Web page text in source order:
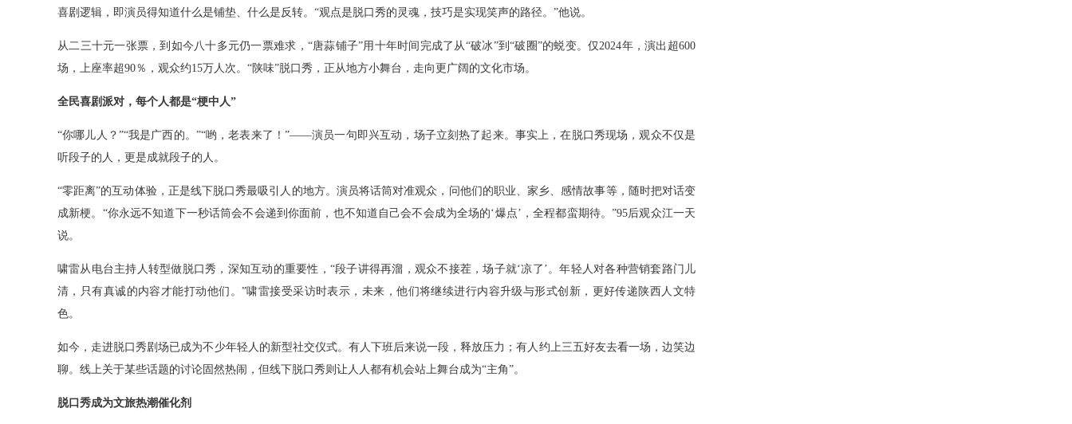
喜剧逻辑，即演员得知道什么是铺垫、什么是反转。“观点是脱口秀的灵魂，技巧是实现笑声的路径。”他说。
从二三十元一张票，到如今八十多元仍一票难求，“唐蒜铺子”用十年时间完成了从“破冰”到“破圈”的蜕变。仅2024年，演出超600
场，上座率超90％，观众约15万人次。“陕味”脱口秀，正从地方小舞台，走向更广阔的文化市场。
全民喜剧派对，每个人都是“梗中人”
“你哪儿人？”“我是广西的。”“哟，老表来了！”——演员一句即兴互动，场子立刻热了起来。事实上，在脱口秀现场，观众不仅是
听段子的人，更是成就段子的人。
“零距离”的互动体验，正是线下脱口秀最吸引人的地方。演员将话筒对准观众，问他们的职业、家乡、感情故事等，随时把对话变
成新梗。“你永远不知道下一秒话筒会不会递到你面前，也不知道自己会不会成为全场的‘爆点’，全程都蛮期待。”95后观众江一天
说。
啸雷从电台主持人转型做脱口秀，深知互动的重要性，“段子讲得再溜，观众不接茬，场子就‘凉了’。年轻人对各种营销套路门儿
清，只有真诚的内容才能打动他们。”啸雷接受采访时表示，未来，他们将继续进行内容升级与形式创新，更好传递陕西人文特
色。
如今，走进脱口秀剧场已成为不少年轻人的新型社交仪式。有人下班后来说一段，释放压力；有人约上三五好友去看一场，边笑边
聊。线上关于某些话题的讨论固然热闹，但线下脱口秀则让人人都有机会站上舞台成为“主角”。
脱口秀成为文旅热潮催化剂